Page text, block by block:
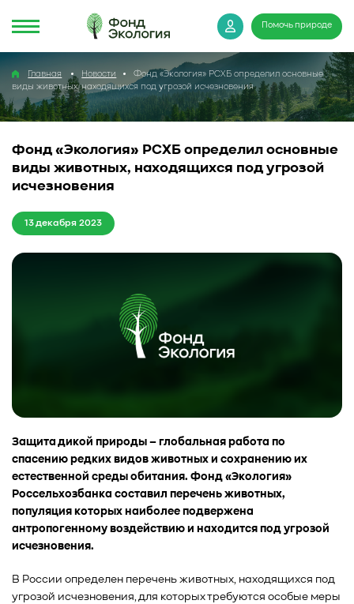
Помочь природе
Главная Новости
Фонд «Экология» РСХБ определил основные
виды животных, находящихся под угрозой исчезновения
Фонд «Экология» РСХБ определил основные
виды животных, находящихся под угрозой
исчезновения
13 декабря 2023
Защита дикой природы – глобальная работа по
спасению редких видов животных и сохранению их
естественной среды обитания. Фонд «Экология»
Россельхозбанка составил перечень животных,
популяция которых наиболее подвержена
антропогенному воздействию и находится под угрозой
исчезновения.
В России определен перечень животных, находящихся под
угрозой исчезновения, для которых требуются особые меры